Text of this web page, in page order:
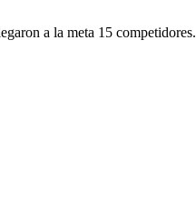
a la meta 15 competidores.